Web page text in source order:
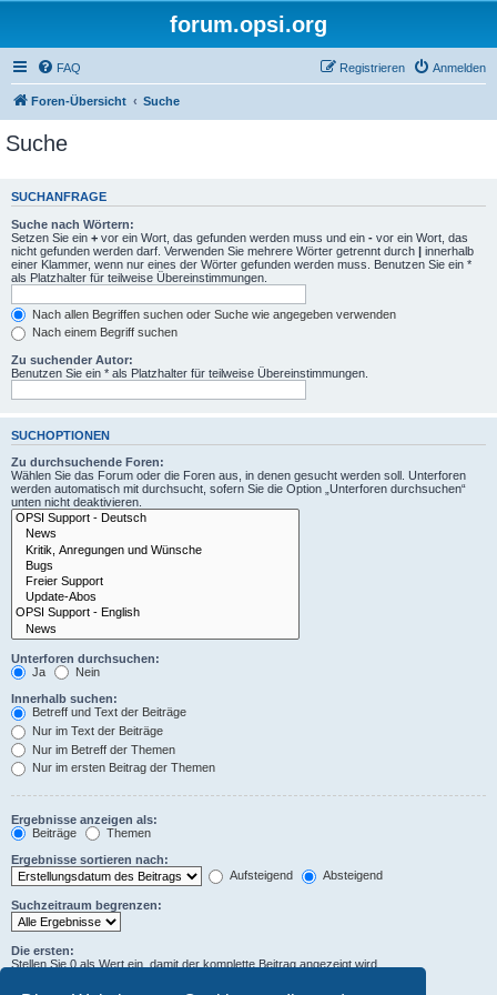
forum.opsi.org
FAQ Anmelden
Registrieren
Foren-Übersicht Suche
Suche
SUCHANFRAGE
Suche nach Wörtern:
Setzen Sie ein + vor ein Wort, das gefunden werden muss und ein - vor ein Wort, das
nicht gefunden werden darf. Verwenden Sie mehrere Wörter getrennt durch | innerhalb
einer Klammer, wenn nur eines der Wörter gefunden werden muss. Benutzen Sie ein *
als Platzhalter für teilweise Übereinstimmungen.
Nach allen Begriffen suchen oder Suche wie angegeben verwenden
Nach einem Begriff suchen
Zu suchender Autor:
Benutzen Sie ein * als Platzhalter für teilweise Übereinstimmungen.
SUCHOPTIONEN
Zu durchsuchende Foren:
Wählen Sie das Forum oder die Foren aus, in denen gesucht werden soll. Unterforen
werden automatisch mit durchsucht, sofern Sie die Option „Unterforen durchsuchen“
unten nicht deaktivieren.
Unterforen durchsuchen:
Ja
Nein
Innerhalb suchen:
Betreff und Text der Beiträge
Nur im Text der Beiträge
Nur im Betreff der Themen
Nur im ersten Beitrag der Themen
Ergebnisse anzeigen als:
Beiträge
Themen
Ergebnisse sortieren nach:
Aufsteigend
Absteigend
Suchzeitraum begrenzen:
Die ersten:
Stellen Sie 0 als Wert ein, damit der komplette Beitrag angezeigt wird.